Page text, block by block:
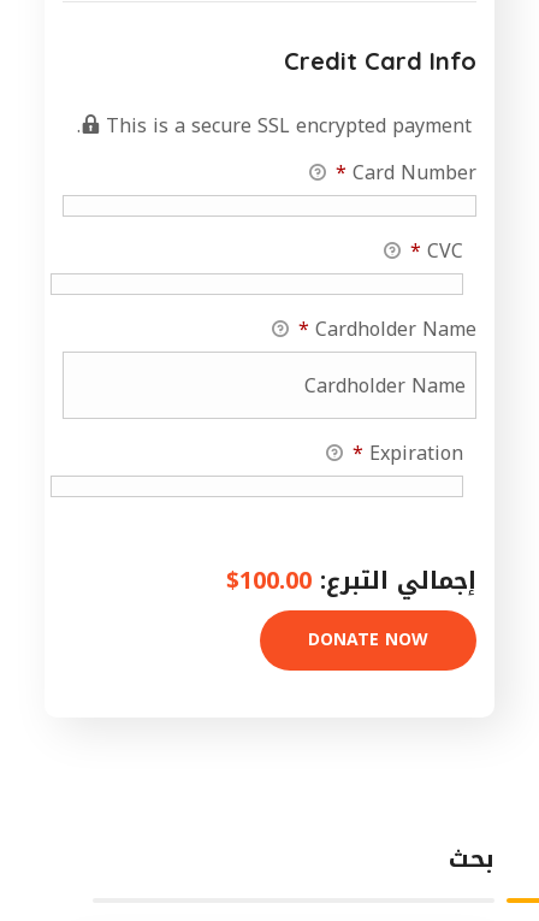
Credit Card Info
This is a secure SSL encrypted payment.
Card Number
*
CVC
*
Cardholder Name
*
Expiration
*
إجمالي التبرع: $100.00
بحث